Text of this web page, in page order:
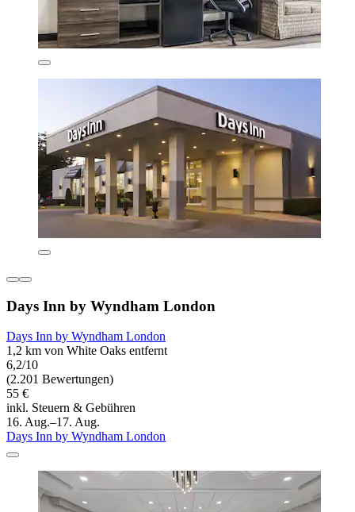
Days Inn by Wyndham London
Days Inn by Wyndham London
1,2 km von White Oaks entfernt
6,2/10
(2.201 Bewertungen)
55 €
inkl. Steuern & Gebühren
16. Aug.–17. Aug.
Days Inn by Wyndham London